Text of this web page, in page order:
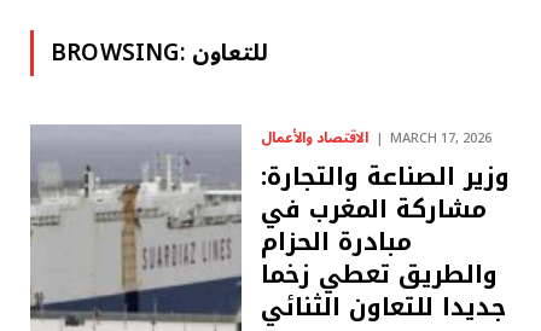
BROWSING:للتعاون
الاقتصاد والأعمال MARCH 17, 2026
وزير الصناعة والتجارة:
مشاركة المغرب في
مبادرة الحزام
والطريق تعطي زخما
جديدا للتعاون الثنائي